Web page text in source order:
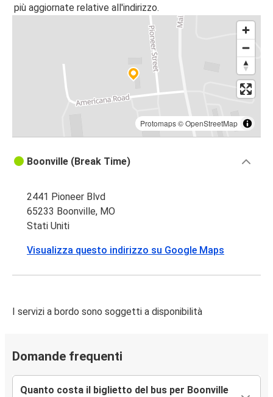
più aggiornate relative all'indirizzo.
Protomaps©OpenStreetMap
Boonville (Break Time)
2441 Pioneer Blvd
65233 Boonville, MO
Stati Uniti
Visualizza questo indirizzo su Google Maps
I servizi a bordo sono soggetti a disponibilità
Domande frequenti
Quanto costa il biglietto del bus per Boonville